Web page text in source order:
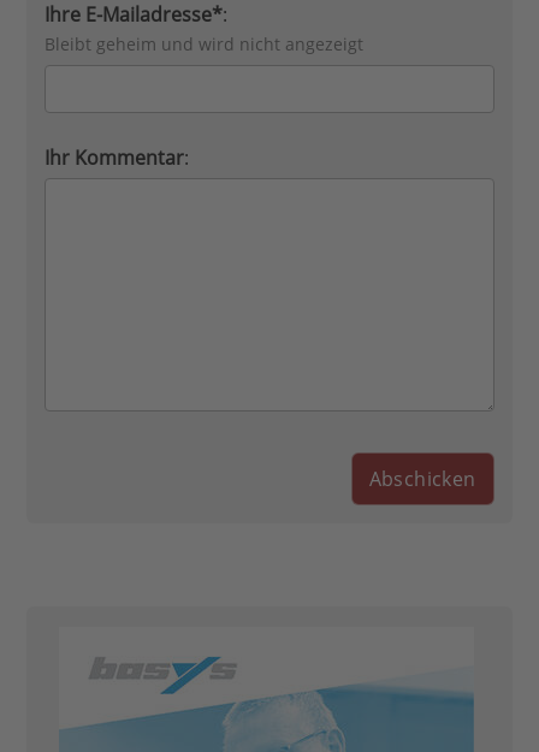
Ihre E-Mailadresse*:
Bleibt geheim und wird nicht angezeigt
Ihr Kommentar: